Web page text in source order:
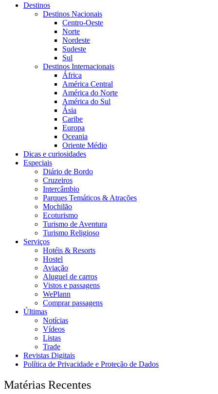
Destinos
Destinos Nacionais
Centro-Oeste
Norte
Nordeste
Sudeste
Sul
Destinos Internacionais
África
América Central
América do Norte
América do Sul
Ásia
Caribe
Europa
Oceania
Oriente Médio
Dicas e curiosidades
Especiais
Diário de Bordo
Cruzeiros
Intercâmbio
Parques Temáticos & Atrações
Mochilão
Ecoturismo
Turismo de Aventura
Turismo Religioso
Serviços
Hotéis & Resorts
Hostel
Aviação
Aluguel de carros
Vistos e passagens
WePlann
Comprar passagens
Últimas
Notícias
Vídeos
Listas
Trade
Revistas Digitais
Política de Privacidade e Proteção de Dados
Matérias Recentes